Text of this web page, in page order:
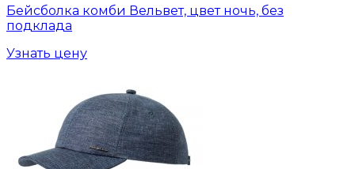
Бейсболка комби Вельвет, цвет ночь, без
подклада
Узнать цену